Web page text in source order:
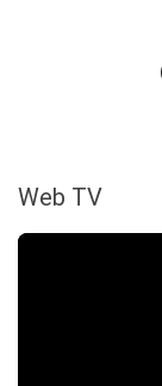
Web TV